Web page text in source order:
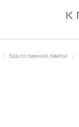
Бра со сменной лампой